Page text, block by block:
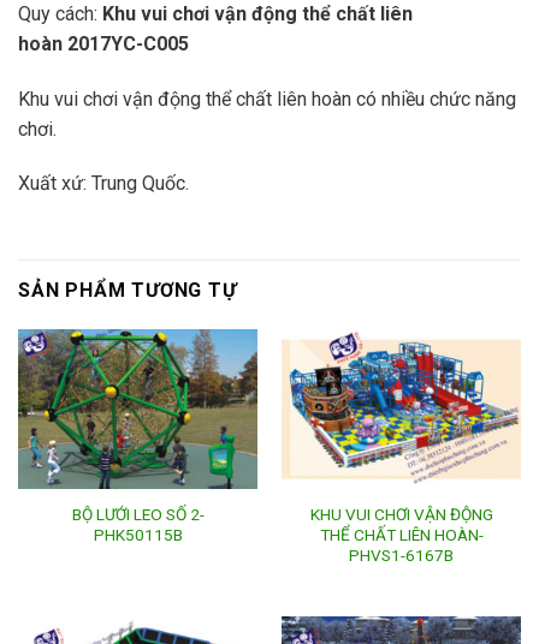
Quy cách: Khu vui chơi vận động thể chất liên
hoàn 2017YC-C005
Khu vui chơi vận động thể chất liên hoàn có nhiều chức năng
chơi.
Xuất xứ: Trung Quốc.
SẢN PHẨM TƯƠNG TỰ
BỘ LƯỚI LEO SỐ 2-
PHK50115B
KHU VUI CHƠI VẬN ĐỘNG
THỂ CHẤT LIÊN HOÀN-
PHVS1-6167B